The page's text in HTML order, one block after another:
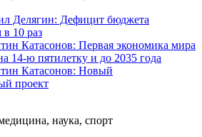
Делягин: Дефицит бюджета
в 10 раз
Катасонов: Первая экономика мира
14-ю пятилетку и до 2035 года
Катасонов: Новый
проект
наука, спорт